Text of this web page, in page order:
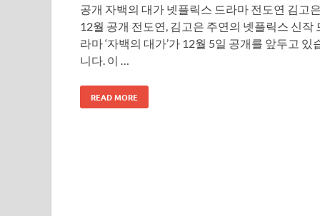
공개 자백의 대가 넷플릭스 드라마 전도연 김고은
12월 공개 전도연, 김고은 주연의 넷플릭스 신작
라마 ‘자백의 대가’가 12월 5일 공개를 앞두고 있
니다. 이 …
READ MORE